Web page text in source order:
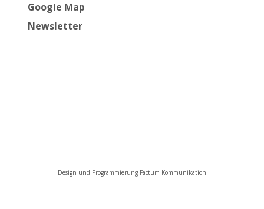
Google Map
Newsletter
Design und Programmierung Factum Kommunikation